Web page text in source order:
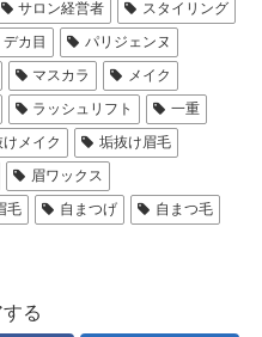
サロン経営者
スタイリング
デカ目
パリジェンヌ
マスカラ
メイク
ラッシュリフト
一重
けメイク
垢抜け眉毛
眉ワックス
毛 自まつげ
自まつ毛
る